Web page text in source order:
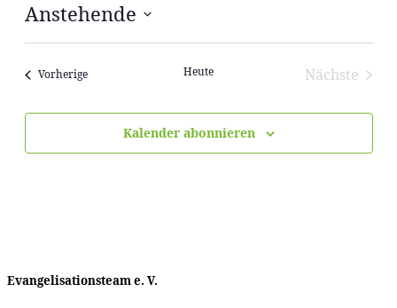
Anstehende
VorherigeVeranstaltungen Heute
Nächste
Kalender abonnieren
Evan­ge­li­sa­ti­ons­team e. V.